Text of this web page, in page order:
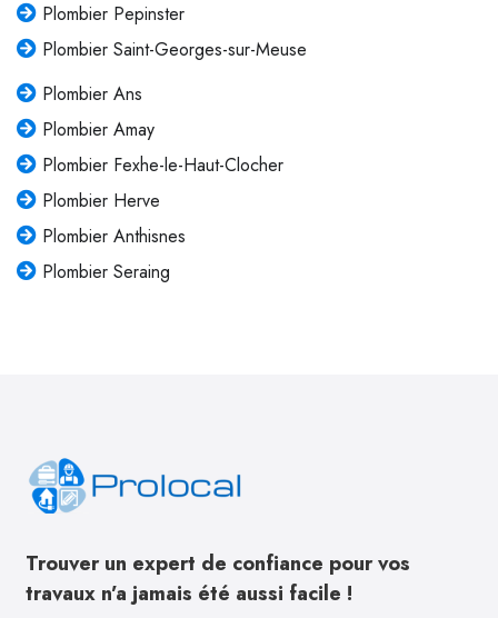
Plombier Pepinster
Plombier Saint-Georges-sur-Meuse
Plombier Ans
Plombier Amay
Plombier Fexhe-le-Haut-Clocher
Plombier Herve
Plombier Anthisnes
Plombier Seraing
Trouver un expert de confiance pour vos
travaux n’a jamais été aussi facile !